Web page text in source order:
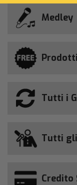
Medley
Tutti i
Tutti
Credito